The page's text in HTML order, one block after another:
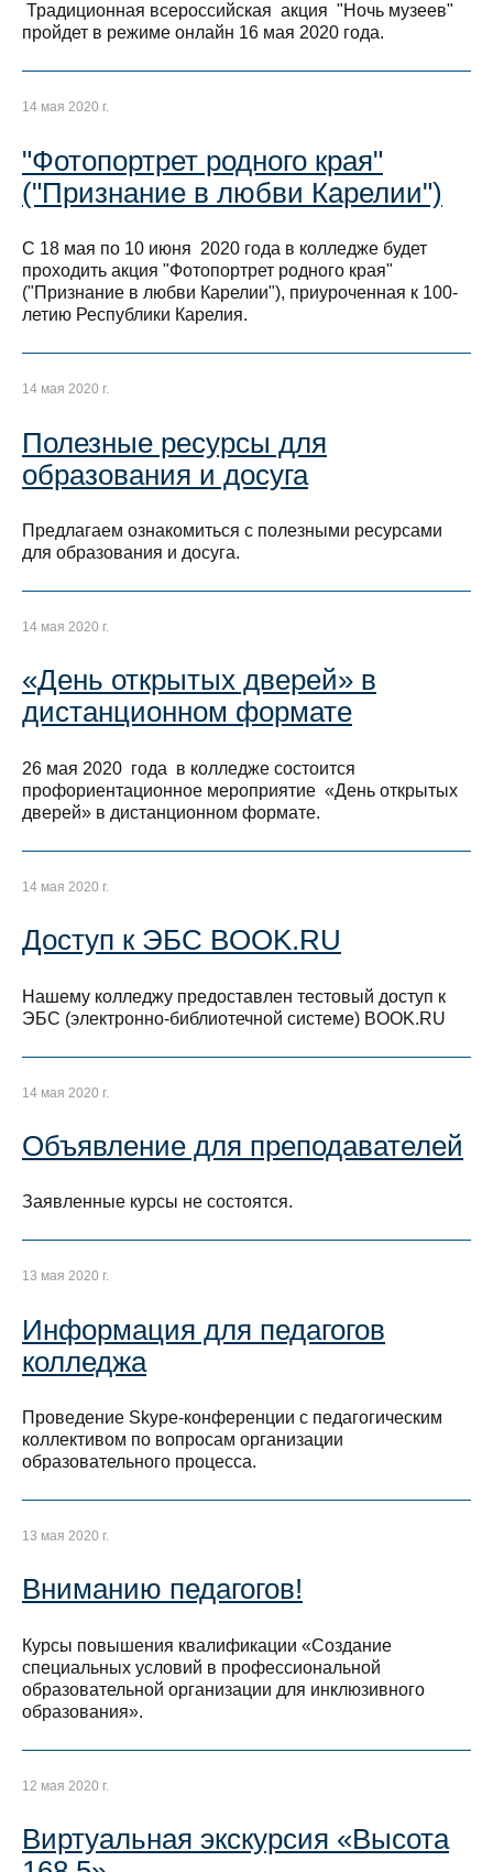
Традиционная всероссийская акция "Ночь музеев"
пройдет в режиме онлайн 16 мая 2020 года.
14 мая 2020 г.
"Фотопортрет родного края"
("Признание в любви Карелии")
С 18 мая по 10 июня 2020 года в колледже будет
проходить акция "Фотопортрет родного края"
("Признание в любви Карелии"), приуроченная к 100-
летию Республики Карелия.
14 мая 2020 г.
Полезные ресурсы для
образования и досуга
Предлагаем ознакомиться с полезными ресурсами
для образования и досуга.
14 мая 2020 г.
«День открытых дверей» в
дистанционном формате
26 мая 2020 года в колледже состоится
профориентационное мероприятие «День открытых
дверей» в дистанционном формате.
14 мая 2020 г.
Доступ к ЭБС BOOK.RU
Нашему колледжу предоставлен тестовый доступ к
ЭБС (электронно-библиотечной системе) BOOK.RU
14 мая 2020 г.
Объявление для преподавателей
Заявленные курсы не состоятся.
13 мая 2020 г.
Информация для педагогов
колледжа
Проведение Skype-конференции с педагогическим
коллективом по вопросам организации
образовательного процесса.
13 мая 2020 г.
Вниманию педагогов!
Курсы повышения квалификации «Создание
специальных условий в профессиональной
образовательной организации для инклюзивного
образования».
12 мая 2020 г.
Виртуальная экскурсия «Высота